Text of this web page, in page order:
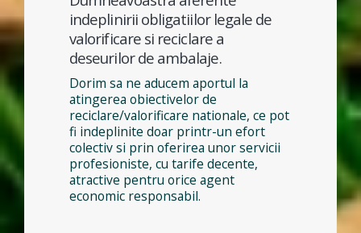
indeplinirii obligatiilor legale de
valorificare si reciclare a
deseurilor de ambalaje.
Dorim sa ne aducem aportul la
atingerea obiectivelor de
reciclare/valorificare nationale, ce pot
fi indeplinite doar printr-un efort
colectiv si prin oferirea unor servicii
profesioniste, cu tarife decente,
atractive pentru orice agent
economic responsabil.